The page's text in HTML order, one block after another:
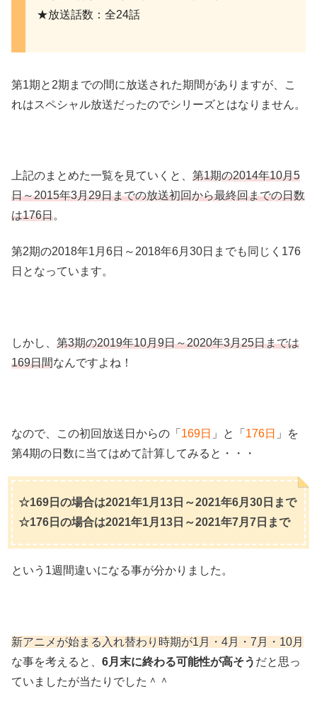
★放送話数：全24話
第1期と2期までの間に放送された期間がありますが、こ
れはスペシャル放送だったのでシリーズとはなりません。
上記のまとめた一覧を見ていくと、 第1期の2014年10月5
日～2015年3月29日までの放送初回から最終回までの日数
は176日。
第2期の2018年1月6日～2018年6月30日までも同じく176
日となっています。
しかし、 第3期の2019年10月9日～2020年3月25日までは
169日間なんですよね！
なので、この初回放送日からの「 169日 」と「 176日 」を
第4期の日数に当てはめて計算してみると・・・
☆169日の場合は2021年1月13日～2021年6月30日まで
☆176日の場合は2021年1月13日～2021年7月7日まで
という1週間違いになる事が分かりました。
新アニメが始まる入れ替わり時期が1月・4月・7月・10月
な事を考えると、 6月末に終わる可能性が高そう だと思っ
ていましたが当たりでした＾＾